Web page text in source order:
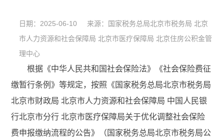
日期：2025-06-10 来源：国家税务总局北京市税务局 北京
市人力资源和社会保障局 北京市医疗保障局 北京住房公积金管
理中心
根据《中华人民共和国社会保险法》《社会保险费征
缴暂行条例》等规定，按照《国家税务总局北京市税务局
北京市财政局 北京市人力资源和社会保障局 中国人民银
行北京市分行 北京市医疗保障局关于优化调整社会保险
费申报缴纳流程的公告》（国家税务总局北京市税务局公